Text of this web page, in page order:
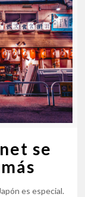
se
es especial.